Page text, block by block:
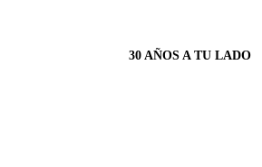
30 AÑOS A TU LADO